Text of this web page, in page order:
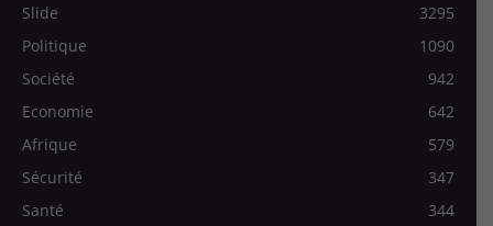
Slide
3295
Politique
1090
Société
942
Economie
642
Afrique
579
Sécurité
347
Santé
344